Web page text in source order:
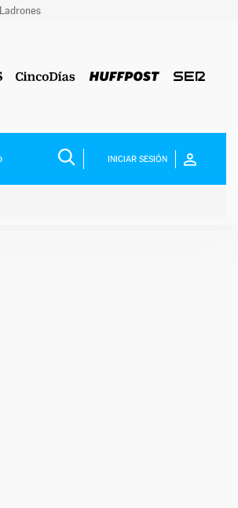
Ladrones
INICIAR SESIÓN